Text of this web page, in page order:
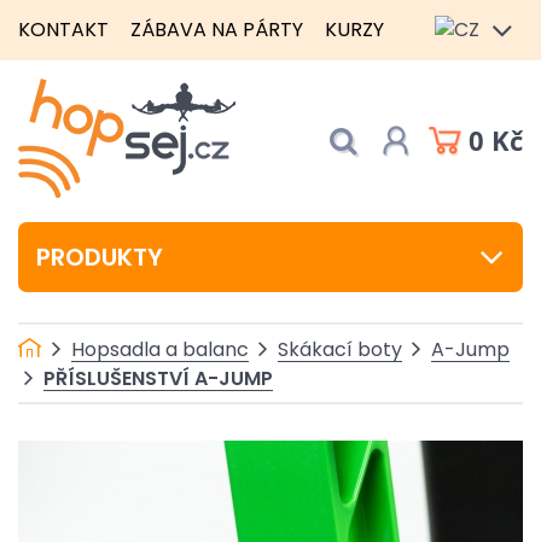
KONTAKT ZÁBAVA NA PÁRTY KURZY
0 Kč
PRODUKTY
Hopsadla a balanc Skákací boty
A-Jump
PŘÍSLUŠENSTVÍ A-JUMP